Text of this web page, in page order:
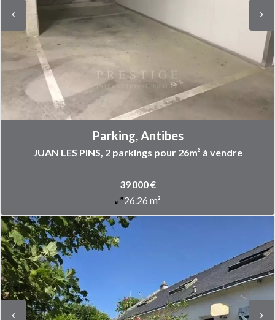
Parking, Antibes
JUAN LES PINS, 2 parkings pour 26m² à vendre
39 000 €
26.26 m²